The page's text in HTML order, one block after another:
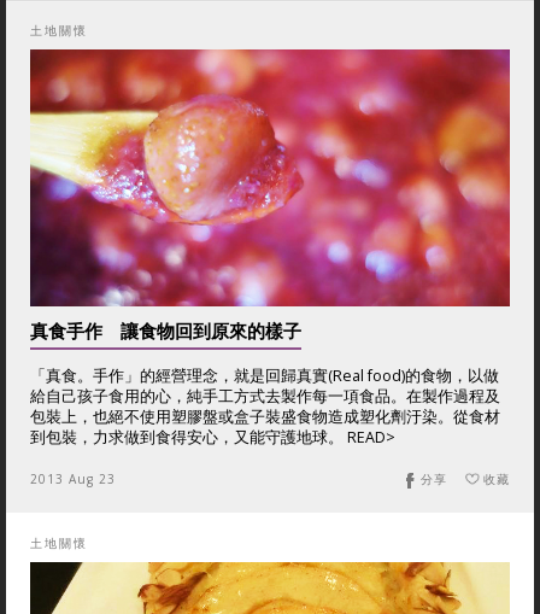
土地關懷
真食手作 讓食物回到原來的樣子
「真食。手作」的經營理念，就是回歸真實(Real food)的食物，以做
給自己孩子食用的心，純手工方式去製作每一項食品。在製作過程及
包裝上，也絕不使用塑膠盤或盒子裝盛食物造成塑化劑汙染。從食材
到包裝，力求做到食得安心，又能守護地球。 READ>
2013 Aug 23 收藏
分享
土地關懷